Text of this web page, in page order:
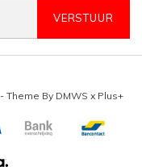
VERSTUUR
- Theme By DMWS x Plus+